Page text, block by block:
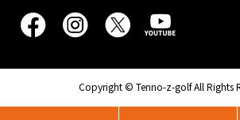
Copyright © Tenno-z-golf All Rights